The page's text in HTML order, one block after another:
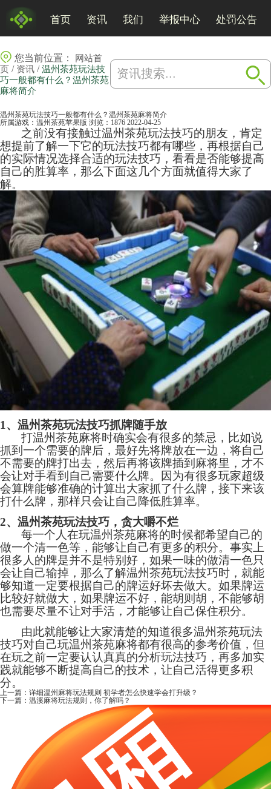
首页 资讯 我们 举报中心 处罚公告
您当前位置：
网站首
页 / 资讯 /温州茶苑玩法技
巧一般都有什么？温州茶苑
麻将简介
温州茶苑玩法技巧一般都有什么？温州茶苑麻将简介
所属游戏： 温州茶苑苹果版 浏览：1876 2022-04-25
之前没有接触过温州茶苑玩法技巧的朋友，肯定
想提前了解一下它的玩法技巧都有哪些，再根据自己
的实际情况选择合适的玩法技巧，看看是否能够提高
自己的胜算率，那么下面这几个方面就值得大家了
解。
1、温州茶苑玩法技巧抓牌随手放
打温州茶苑麻将时确实会有很多的禁忌，比如说
抓到一个需要的牌后，最好先将牌放在一边，将自己
不需要的牌打出去，然后再将该牌插到麻将里，才不
会让对手看到自己需要什么牌。因为有很多玩家超级
会算牌能够准确的计算出大家抓了什么牌，接下来该
打什么牌，那样只会让自己降低胜算率。
2、温州茶苑玩法技巧，贪大嚼不烂
每一个人在玩温州茶苑麻将的时候都希望自己的
做一个清一色等，能够让自己有更多的积分。事实上
很多人的牌是并不是特别好，如果一味的做清一色只
会让自己输掉，那么了解温州茶苑玩法技巧时，就能
够知道一定要根据自己的牌运好坏去做大。如果牌运
比较好就做大，如果牌运不好，能胡则胡，不能够胡
也需要尽量不让对手活，才能够让自己保住积分。
由此就能够让大家清楚的知道很多温州茶苑玩法
技巧对自己玩温州茶苑麻将都有很高的参考价值，但
在玩之前一定要认认真真的分析玩法技巧，再多加实
践就能够不断提高自己的技术，让自己活得更多积
分。
上一篇： 详细温州麻将玩法规则 初学者怎么快速学会打升级？
下一篇： 温溪麻将玩法规则，你了解吗？